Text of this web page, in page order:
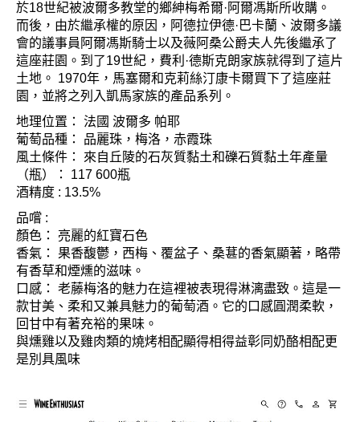
於18世紀被波爾多教堂的鄉紳梅希爾·阿爾馮斯所收購。
而後，由於繼承權的原因，阿德拉伊德·巴卡蘭、波爾多議
會的議事員阿爾馮斯騎士以及薇阿桑公爵夫人先後繼承了
這座莊園。 到了19世紀，費利·德斯克朗家族就得到了這片
土地。 1970年，馬塞爾和克莉絲汀康卡爾買下了這座莊
園，並將之列入凱馬家族的產品系列。
地理位置： 法國 波爾多 帕耶
葡萄品種： 品麗珠，梅洛，赤霞珠
風土條件： 來自丘陵的石灰質黏土和礫石質黏土年產量
（瓶）： 117 600瓶
酒精度 : 13.5%
品嚐 :
顏色： 亮麗的紅寶石色
香氣： 果香馥鬱，西梅、覆盆子、桑葚的香氣顯著，略帶
有香草和煙燻的滋味。
口感： 老藤梅洛的魅力在這裡被表現得淋漓盡致。這是一
款甘美、柔和又兼具魅力的葡萄酒。它的口感圓潤柔軟，
回甘中有著充裕的果味。
與燻雞以及雞肉類的燒烤相配顯得相得益彰同奶酪相配更
是別具風味